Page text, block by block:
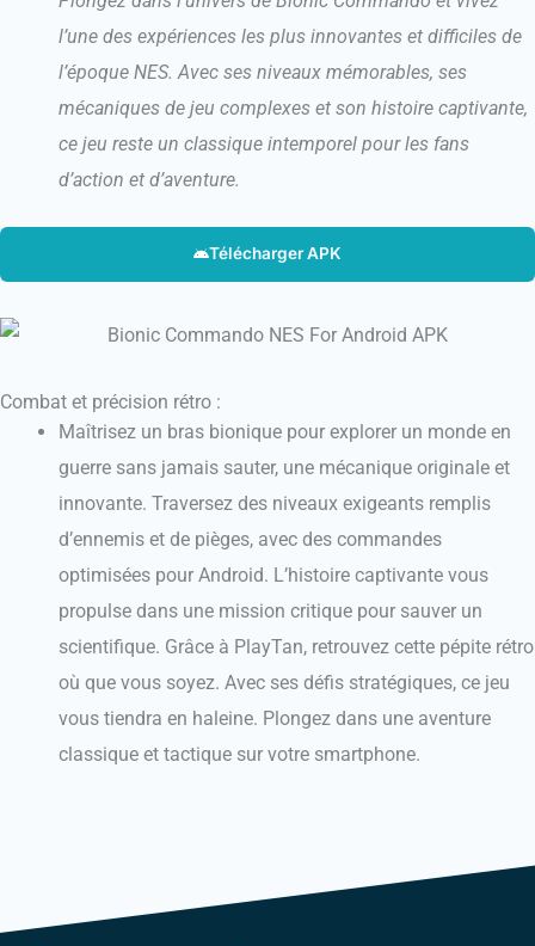
l’une des expériences les plus innovantes et difficiles de
l’époque NES. Avec ses niveaux mémorables, ses
mécaniques de jeu complexes et son histoire captivante,
ce jeu reste un classique intemporel pour les fans
d’action et d’aventure.
Télécharger APK
Combat et précision rétro :
Maîtrisez un bras bionique pour explorer un monde en
guerre sans jamais sauter, une mécanique originale et
innovante. Traversez des niveaux exigeants remplis
d’ennemis et de pièges, avec des commandes
optimisées pour Android. L’histoire captivante vous
propulse dans une mission critique pour sauver un
scientifique. Grâce à PlayTan, retrouvez cette pépite rétro
où que vous soyez. Avec ses défis stratégiques, ce jeu
vous tiendra en haleine. Plongez dans une aventure
classique et tactique sur votre smartphone.